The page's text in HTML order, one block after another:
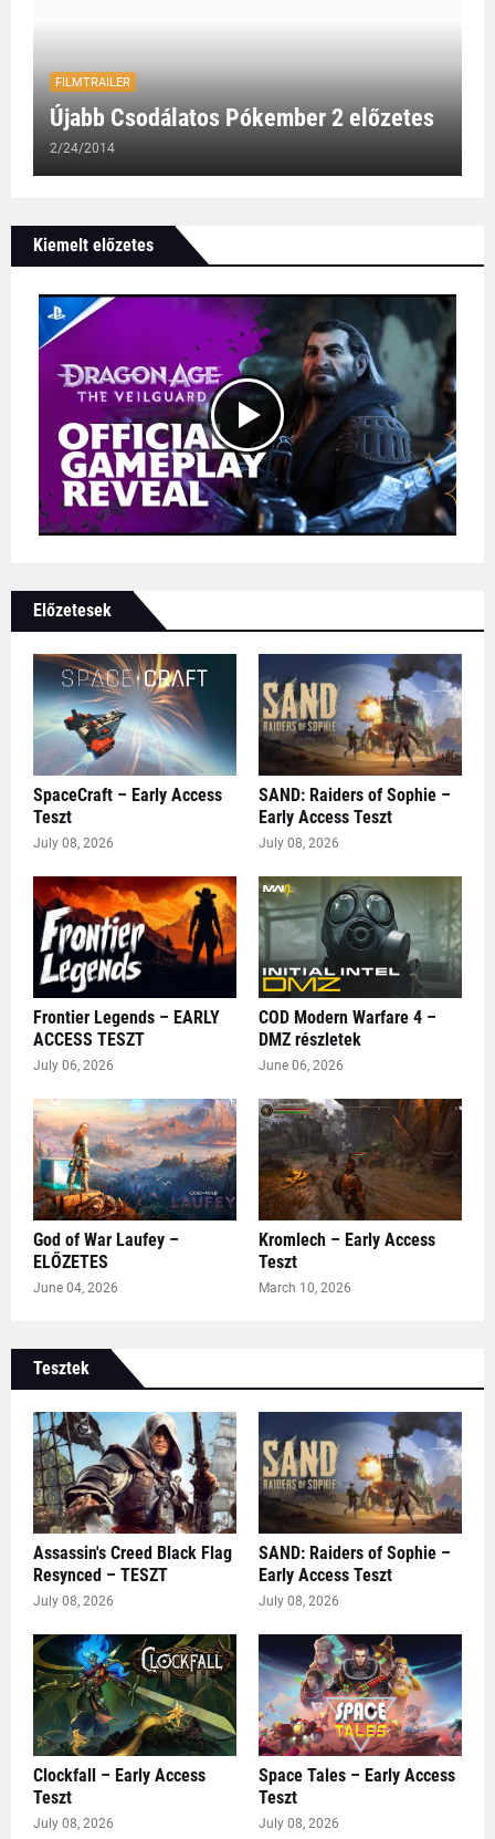
FILMTRAILER
Újabb Csodálatos Pókember 2 előzetes
2/24/2014
Kiemelt előzetes
Előzetesek
SpaceCraft – Early Access
Teszt
July 08, 2026
SAND: Raiders of Sophie –
Early Access Teszt
July 08, 2026
Frontier Legends – EARLY
ACCESS TESZT
July 06, 2026
COD Modern Warfare 4 –
DMZ részletek
June 06, 2026
God of War Laufey –
ELŐZETES
June 04, 2026
Kromlech – Early Access
Teszt
March 10, 2026
Tesztek
Assassin's Creed Black Flag
Resynced – TESZT
July 08, 2026
SAND: Raiders of Sophie –
Early Access Teszt
July 08, 2026
Clockfall – Early Access
Teszt
July 08, 2026
Space Tales – Early Access
Teszt
July 08, 2026